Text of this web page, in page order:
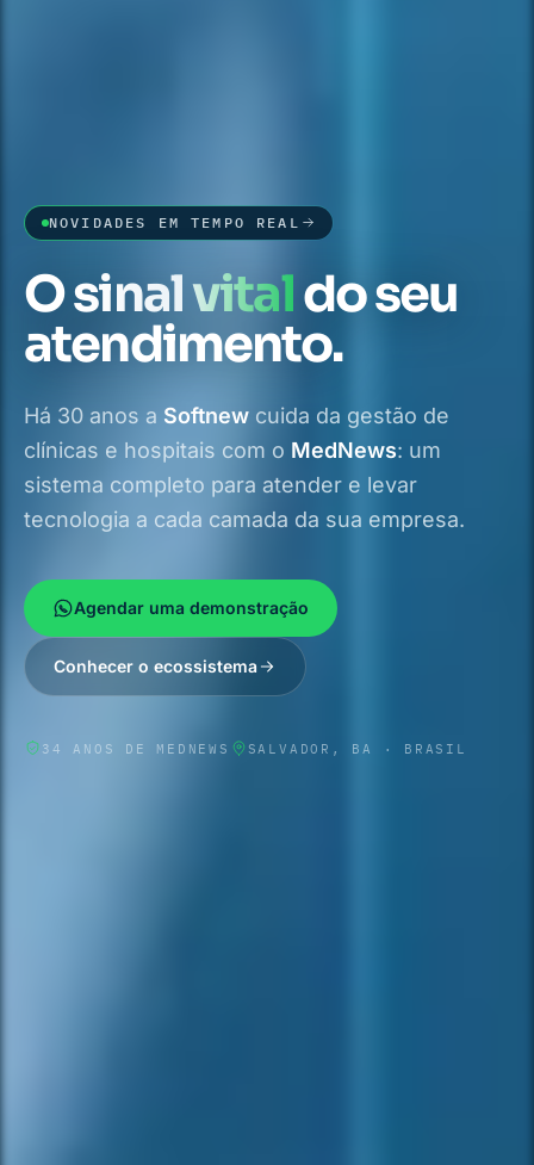
NOVIDADES EM TEMPO REAL
Osinal vitaldo seu
atendimento.
Há 30 anos a Softnew cuida da gestão de
clínicas e hospitais com o MedNews: um
sistema completo para atender e levar
tecnologia a cada camada da sua empresa.
Agendar uma demonstração
Conhecer o ecossistema
34 ANOS DE MEDNEWS SALVADOR, BA · BRASIL